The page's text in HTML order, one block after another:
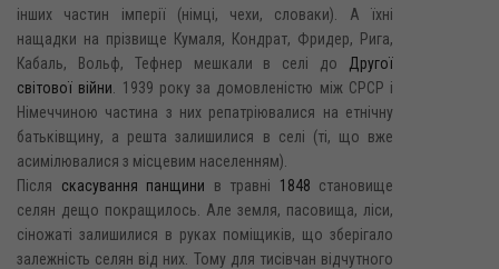
інших частин імперії (німці, чехи, словаки). А їхні
нащадки на прізвище Кумаля, Кондрат, Фридер, Рига,
Кабаль, Вольф, Тефнер мешкали в селі до Другої
світової війни . 1939 року за домовленістю між СРСР і
Німеччиною частина з них репатріювалися на етнічну
батьківщину, а решта залишилися в селі (ті, що вже
асимілювалися з місцевим населенням).
Після скасування панщини в травні 1848 становище
селян дещо покращилось. Але земля, пасовища, ліси,
сіножаті залишилися в руках поміщиків, що зберігало
залежність селян від них. Тому для тисівчан відчутного